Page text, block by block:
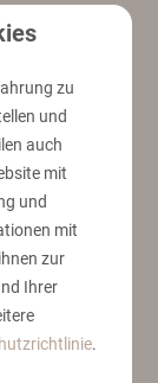
genießen
sind Ihre
Sie einen
Hund
unserer
zu
und
auch
mit
und
mit
zur
Ihrer
.